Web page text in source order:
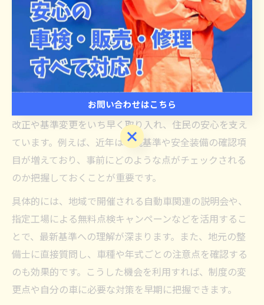
車検の新基準を地域で理解する方法
車検の新基準は、兵庫県姫路市や美方郡新温泉町のよう
な地域ごとに実際の運用や対応が異なる場合がありま
す。地域の自動車整備工場やディーラーでは、最新の法
改正や基準変更をいち早く取り入れ、住民の安心を支え
ています。例えば、近年は環境基準や安全装備の確認項
目が増えており、事前にどのような点がチェックされる
のか把握しておくことが重要です。
具体的には、地域で開催される自動車関連の説明会や、
指定工場による無料点検キャンペーンなどを活用するこ
とで、最新基準への理解が深まります。また、地元の整
備士に直接質問し、車種や年式ごとの注意点を確認する
のも効果的です。こうした機会を利用すれば、制度の変
更点や自分の車に必要な対策を早期に把握できます。
お問い合わせはこちら
お問い合わせはこちら